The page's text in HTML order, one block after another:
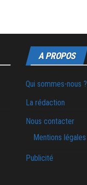
A PROPOS
Qui sommes-nous ?
La rédaction
Nous contacter
Mentions légales
Publicité